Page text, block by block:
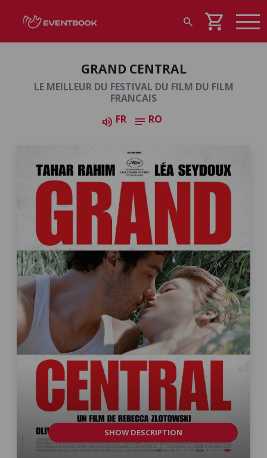
search shopping_cart
GRAND CENTRAL
LE MEILLEUR DU FESTIVAL DU FILM DU FILM
FRANCAIS
volume_up FR notes RO
SHOW DESCRIPTION